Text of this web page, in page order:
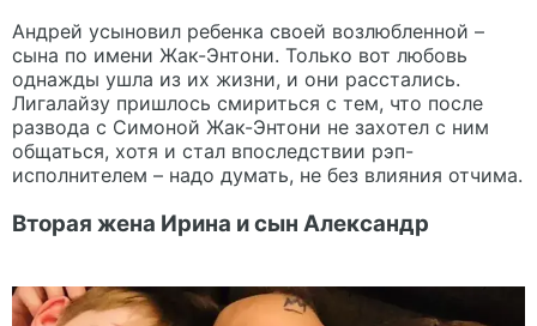
Андрей усыновил ребенка своей возлюбленной –
сына по имени Жак-Энтони. Только вот любовь
однажды ушла из их жизни, и они расстались.
Лигалайзу пришлось смириться с тем, что после
развода с Симоной Жак-Энтони не захотел с ним
общаться, хотя и стал впоследствии рэп-
исполнителем – надо думать, не без влияния отчима.
Вторая жена Ирина и сын Александр